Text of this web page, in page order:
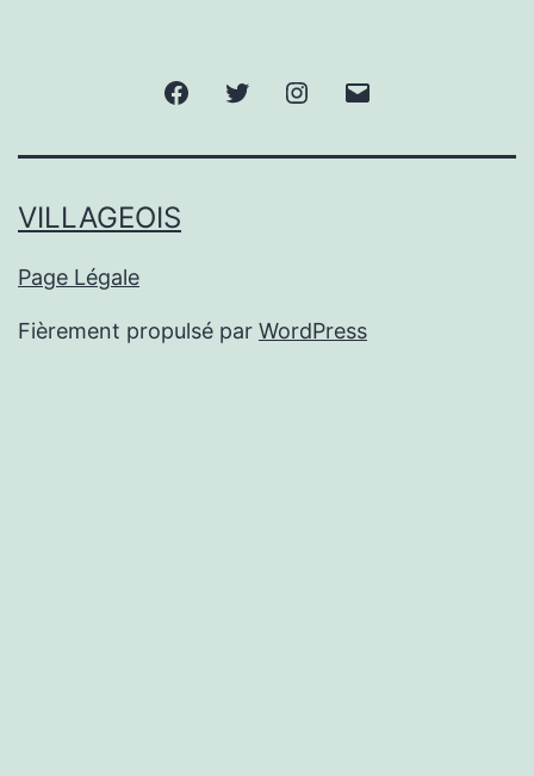
FacebookTwitter Instagram
VILLAGEOIS
Page Légale
Fièrement propulsé par WordPress